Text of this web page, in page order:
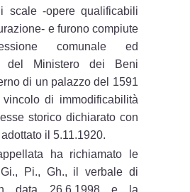
scale -opere qualificabili
e furono compiute
comunale ed
del Ministero dei Beni
di un palazzo del 1591
di immodificabilità
storico dichiarato con
il 5.11.1920.
ha richiamato le
Gi., Pi., Gh., il verbale di
data 26.6.1998 e la